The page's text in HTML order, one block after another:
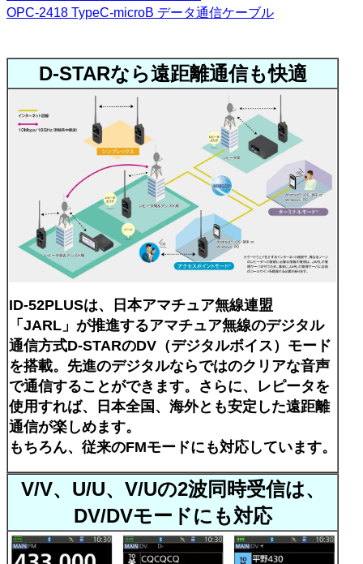
OPC-2418 TypeC-microB データ通信ケーブル
D-STARなら遠距離通信も快適
ID-52PLUSは、日本アマチュア無線連盟
「JARL」が推進するアマチュア無線のデジタル
通信方式D-STARのDV（デジタルボイス）モード
を搭載。先進のデジタルならではのクリアな音声
で通信することができます。さらに、レピータを
使用すれば、日本全国、海外とも安定した遠距離
通信が楽しめます。
もちろん、従来のFMモードにも対応しています。
V/V、U/U、V/Uの2波同時受信は、
DV/DVモードにも対応